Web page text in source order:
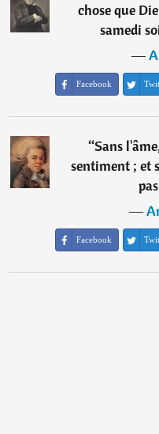
chose que
samedi
―
Facebook
“Sans
sentiment ; et
―
Facebook